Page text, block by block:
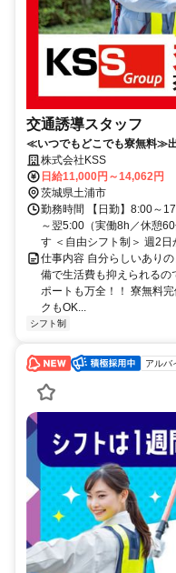
交通誘導スタッフ
≪いつでもどこでも寮無料≫
ス・アートメイクOK★
株式会社KSS
日給11,000円～14,062円
茨城県土浦市
勤務時間 【日勤】8:00～
～翌5:00（実働8h／休憩
す ＜自由シフト制＞ 週2日
仕事内容 自分らしいあり
備で生活費も抑えられる
ポートも万全！！ 寮無料
クもOK...
シフト制
アルバ